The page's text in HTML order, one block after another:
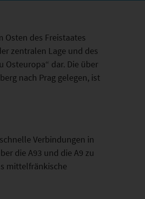
Osten des Freistaates
zentralen Lage und des
Osteuropa“ dar. Die über
nach Prag gelegen, ist
Verbindungen in
die A93 und die A9 zu
mittelfränkische